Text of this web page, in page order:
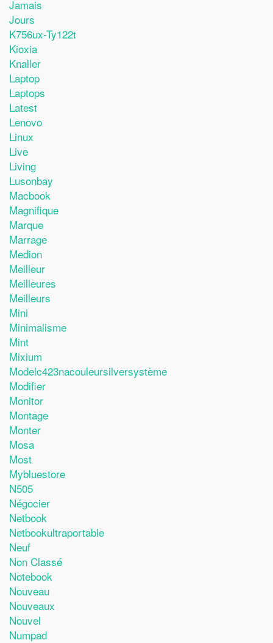
Jamais
Jours
K756ux-Ty122t
Kioxia
Knaller
Laptop
Laptops
Latest
Lenovo
Linux
Live
Living
Lusonbay
Macbook
Magnifique
Marque
Marrage
Medion
Meilleur
Meilleures
Meilleurs
Mini
Minimalisme
Mint
Mixium
Modelc423nacouleursilversystème
Modifier
Monitor
Montage
Monter
Mosa
Most
Mybluestore
N505
Négocier
Netbook
Netbookultraportable
Neuf
Non Classé
Notebook
Nouveau
Nouveaux
Nouvel
Numpad